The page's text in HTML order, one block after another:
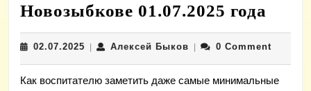
Новозыбкове 01.07.2025 года
02.07.2025 02.07.2025
| Алексей БыковАлексей
| 0 Comment
Как воспитателю заметить даже самые минимальные